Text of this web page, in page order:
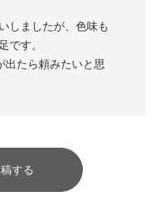
しましたが、色味も
です。
出たら頼みたいと思
する